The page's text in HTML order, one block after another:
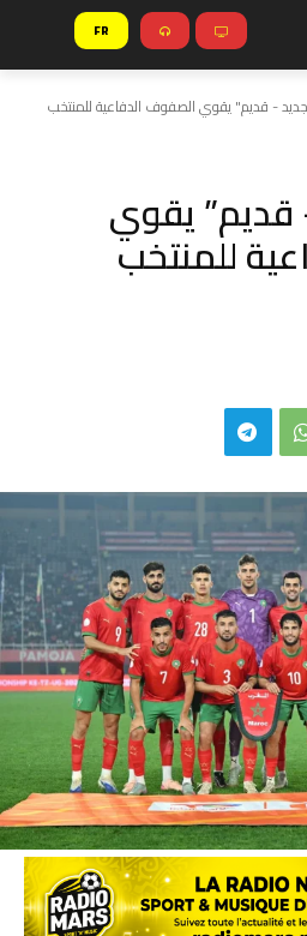
FR
- قديم" يقوي الصفوف الدفاعية للمنتخب
قديم” يقوي
للمنتخب